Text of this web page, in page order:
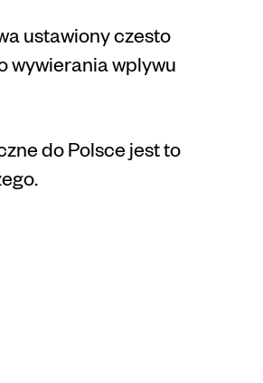
ustawiony czesto
wywierania wplywu
do Polsce jest to